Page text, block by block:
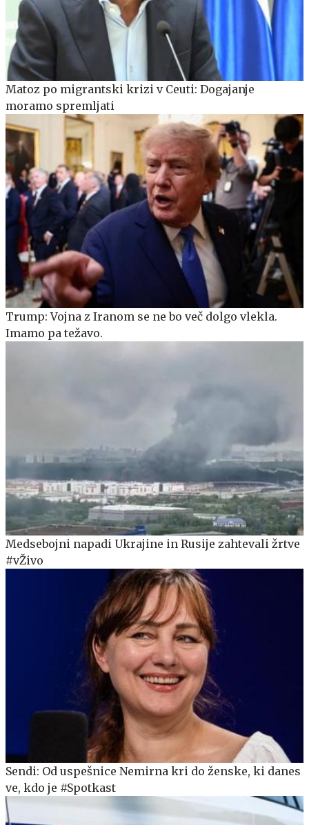
Matoz po migrantski krizi v Ceuti: Dogajanje
moramo spremljati
Trump: Vojna z Iranom se ne bo več dolgo vlekla.
Imamo pa težavo.
Medsebojni napadi Ukrajine in Rusije zahtevali žrtve
#vŽivo
Sendi: Od uspešnice Nemirna kri do ženske, ki danes
ve, kdo je #Spotkast